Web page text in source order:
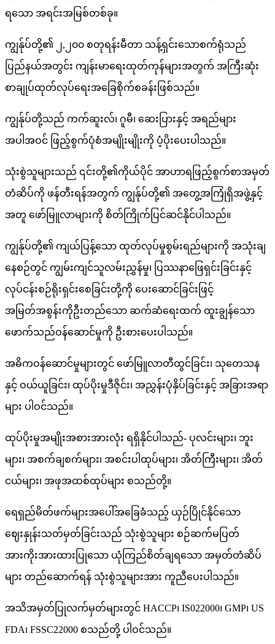
ရသော အရင်းအမြစ်တစ်ခု။
ကျွန်ုပ်တို့၏ ၂,၂၀၀ စတုရန်းမီတာ သန့်ရှင်းသောစက်ရုံသည်
ပြည်နယ်အတွင်း ကျန်းမာရေးထုတ်ကုန်များအတွက် အကြီးဆုံး
စာချုပ်ထုတ်လုပ်ရေးအခြေစိုက်စခန်းဖြစ်သည်။
ကျွန်ုပ်တို့သည် ကက်ဆူးလ်၊ ဂူမီ၊ ဆေးပြားနှင့် အရည်များ
အပါအဝင် ဖြည့်စွက်ပုံစံအမျိုးမျိုးကို ပံ့ပိုးပေးပါသည်။
သုံးစွဲသူများသည် ၎င်းတို့၏ကိုယ်ပိုင် အာဟာရဖြည့်စွက်စာအမှတ်
တံဆိပ်ကို ဖန်တီးရန်အတွက် ကျွန်ုပ်တို့၏ အတွေ့အကြုံရှိအဖွဲ့နှင့်
အတူ ဖော်မြူလာများကို စိတ်ကြိုက်ပြင်ဆင်နိုင်ပါသည်။
ကျွန်ုပ်တို့၏ ကျယ်ပြန့်သော ထုတ်လုပ်မှုစွမ်းရည်များကို အသုံးချ
နေစဉ်တွင် ကျွမ်းကျင်သူလမ်းညွှန်မှု၊ ပြဿနာဖြေရှင်းခြင်းနှင့်
လုပ်ငန်းစဉ်ရိုးရှင်းစေခြင်းတို့ကို ပေးဆောင်ခြင်းဖြင့်
အမြတ်အစွန်းကိုဦးတည်သော ဆက်ဆံရေးထက် ထူးချွန်သော
ဖောက်သည်ဝန်ဆောင်မှုကို ဦးစားပေးပါသည်။
အဓိကဝန်ဆောင်မှုများတွင် ဖော်မြူလာတီထွင်ခြင်း၊ သုတေသန
နှင့် ဝယ်ယူခြင်း၊ ထုပ်ပိုးမှုဒီဇိုင်း၊ အညွှန်းပုံနှိပ်ခြင်းနှင့် အခြားအရာ
များ ပါဝင်သည်။
ထုပ်ပိုးမှုအမျိုးအစားအားလုံး ရရှိနိုင်ပါသည်- ပုလင်းများ၊ ဘူး
များ၊ အစက်ချစက်များ၊ အစင်းပါထုပ်များ၊ အိတ်ကြီးများ၊ အိတ်
ငယ်များ၊ အဖုအထစ်ထုပ်များ စသည်တို့။
ရေရှည်မိတ်ဖက်များအပေါ်အခြေခံသည့် ယှဉ်ပြိုင်နိုင်သော
ဈေးနှုန်းသတ်မှတ်ခြင်းသည် သုံးစွဲသူများ စဉ်ဆက်မပြတ်
အားကိုးအားထားပြုသော ယုံကြည်စိတ်ချရသော အမှတ်တံဆိပ်
များ တည်ဆောက်ရန် သုံးစွဲသူများအား ကူညီပေးပါသည်။
အသိအမှတ်ပြုလက်မှတ်များတွင် HACCP၊ IS022000၊ GMP၊ US
FDA၊ FSSC22000 စသည်တို့ ပါဝင်သည်။